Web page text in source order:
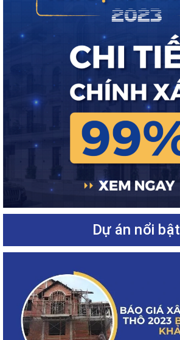
Dự án nổi bật